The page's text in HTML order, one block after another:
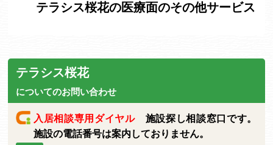
テラシス桜花の医療面のその他サービス
テラシス桜花
についてのお問い合わせ
入居相談専用ダイヤル施設探し相談窓口です。
施設の電話番号は案内しておりません。